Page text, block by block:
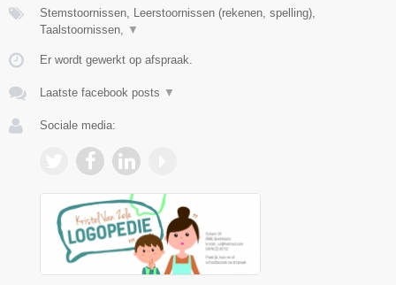
Stemstoornissen, Leerstoornissen (rekenen, spelling),
Taalstoornissen,
▼
Er wordt gewerkt op afspraak.
Laatste facebook posts ▼
Sociale media: